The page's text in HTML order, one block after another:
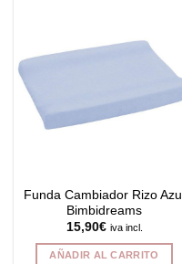
Funda Cambiador Rizo Azul
Bimbidreams
15,90€ iva incl.
AÑADIR AL CARRITO